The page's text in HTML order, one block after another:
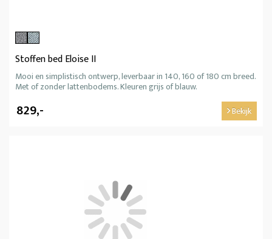
Stoffen bed Eloise II
Mooi en simplistisch ontwerp, leverbaar in 140, 160 of 180 cm breed.
Met of zonder lattenbodems. Kleuren grijs of blauw.
829,- Bekijk